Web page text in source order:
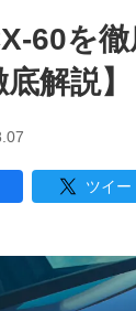
60を
解説】
ツイー